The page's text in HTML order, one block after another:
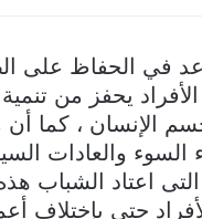
في الحفاظ على
يحفز من
جسم الإنسان ، كما
السوء والعادات
اعتاد الشباب هذه
حتى بإختلاف